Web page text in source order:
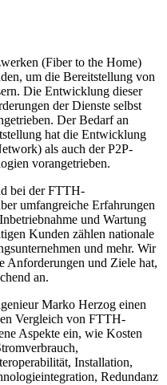
(Fiber to the Home)
um die Bereitstellung von
Die Entwicklung dieser
der Dienste selbst
Der Bedarf an
hat die Entwicklung
als auch der P2P-
vorangetrieben.
bei der FTTH-
umfangreiche Erfahrungen
und Wartung
Kunden zählen nationale
und mehr. Wir
Anforderungen und Ziele hat,
an.
Marko Herzog einen
Vergleich von FTTH-
Aspekte ein, wie Kosten
Installation,
Redundanz